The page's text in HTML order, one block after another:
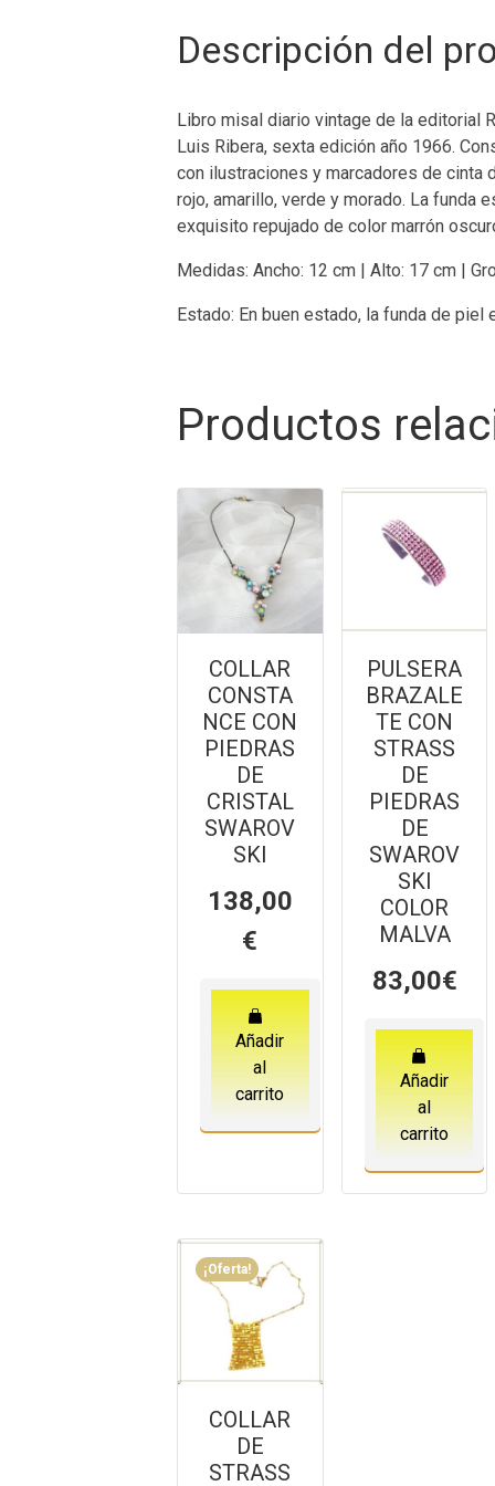
Descripción del
Libro misal diario vintage de la editorial
Luis Ribera, sexta edición año 1966.
con ilustraciones y marcadores de cinta
rojo, amarillo, verde y morado. La funda
exquisito repujado de color marrón
Medidas: Ancho: 12 cm | Alto: 17 cm |
Estado: En buen estado, la funda de piel
Productos
COLLAR
CONSTA
NCE CON
PIEDRAS
DE
CRISTAL
SWAROV
SKI
138,00
€
Añadir
al
carrito
PULSERA
BRAZALE
TE CON
STRASS
DE
PIEDRAS
DE
SWAROV
SKI
COLOR
MALVA
83,00€
Añadir
al
carrito
¡Oferta!
COLLAR
DE
STRASS